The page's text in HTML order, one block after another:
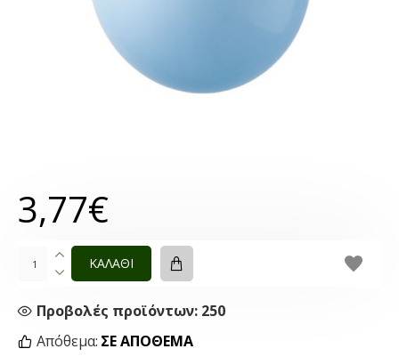
Απόθεμα: ΣΕ ΑΠΌΘΕΜΑ
Προβολές προϊόντων: 250
3,77€
ΚΑΛΑΘΙ